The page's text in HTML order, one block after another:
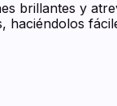
brillantes y
haciéndolos